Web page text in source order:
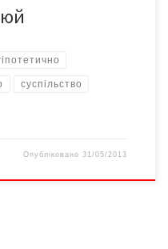
суспільство
Опубліковано31/05/2013